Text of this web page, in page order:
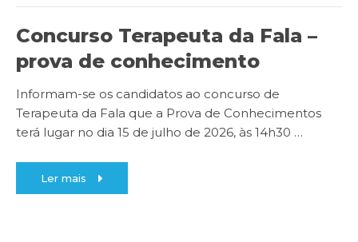
Concurso Terapeuta da Fala –
prova de conhecimento
Informam-se os candidatos ao concurso de
Terapeuta da Fala que a Prova de Conhecimentos
terá lugar no dia 15 de julho de 2026, às 14h30 …
Ler mais